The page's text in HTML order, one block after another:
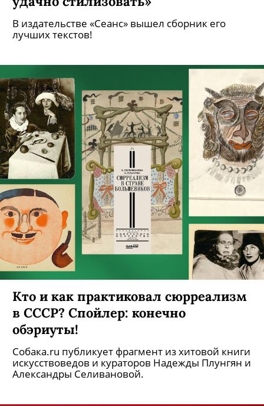
В издательстве «Сеанс» вышел сборник его
лучших текстов!
Кто и как практиковал сюрреализм
в СССР? Спойлер: конечно
обэриуты!
Собака.ru публикует фрагмент из хитовой книги
искусствоведов и кураторов Надежды Плунгян и
Александры Селивановой.